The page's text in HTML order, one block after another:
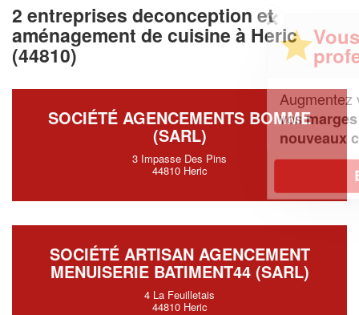
2 entreprises deconception et
aménagement de cuisine à Heric
(44810)
SOCIÉTÉ AGENCEMENTS BOMME
(SARL)
3 Impasse Des Pins
44810 Heric
SOCIÉTÉ ARTISAN AGENCEMENT
MENUISERIE BATIMENT44 (SARL)
4 La Feuilletais
44810 Heric
✕
Vous êtes un
chiffre d'affaireset
vosmargestout en gagnant de
nouveaux clients
En savoir plus